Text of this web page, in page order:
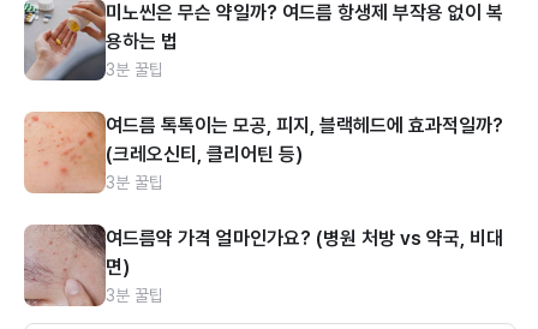
미노씬은 무슨 약일까? 여드름 항생제 부작용 없이 복
용하는 법
3분 꿀팁
여드름 톡톡이는 모공, 피지, 블랙헤드에 효과적일까?
(크레오신티, 클리어틴 등)
3분 꿀팁
여드름약 가격 얼마인가요? (병원 처방 vs 약국, 비대
면)
3분 꿀팁